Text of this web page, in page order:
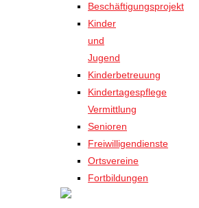
Beschäftigungsprojekt
Kinder
und
Jugend
Kinderbetreuung
Kindertagespflege
Vermittlung
Senioren
Freiwilligendienste
Ortsvereine
Fortbildungen